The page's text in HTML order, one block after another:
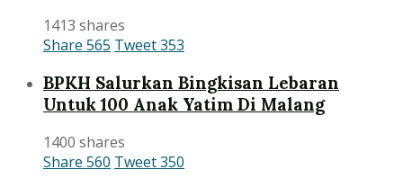
1413 shares
Share 565 Tweet353
BPKH Salurkan Bingkisan Lebaran
Untuk 100 Anak Yatim Di Malang
1400 shares
Share 560 Tweet350